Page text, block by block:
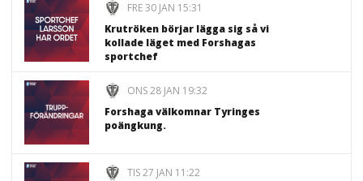
FRE 30 JAN 15:31
Krutröken börjar lägga sig så vi
kollade läget med Forshagas
sportchef
ONS 28 JAN 19:32
Forshaga välkomnar Tyringes
poängkung.
TIS 27 JAN 11:22